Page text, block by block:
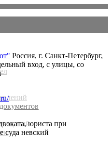
Россия, г. Санкт-Петербург,
вход, с улицы, со
юриста при
суда невский